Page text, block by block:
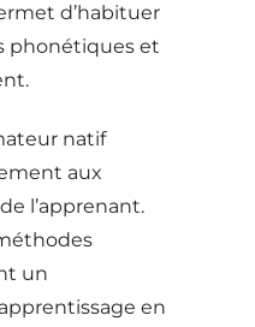
d’habituer
phonétiques et
natif
aux
l’apprenant.
un
en